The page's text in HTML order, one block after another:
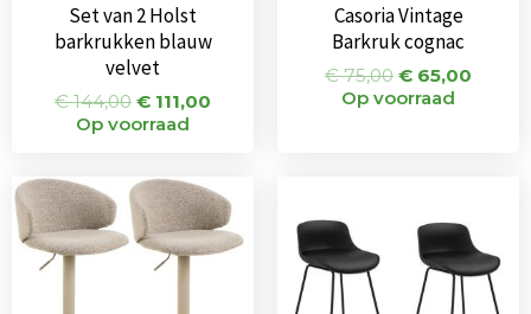
Set van 2 Holst
barkrukken blauw
velvet
€144,00 € 111,00
Op voorraad
Casoria Vintage
Barkruk cognac
€75,00 € 65,00
Op voorraad
Oorspronkelijke
prijs
was:
€ 338,00.
prijs
is:
€ 268,00.
was:
€ 198,00.€